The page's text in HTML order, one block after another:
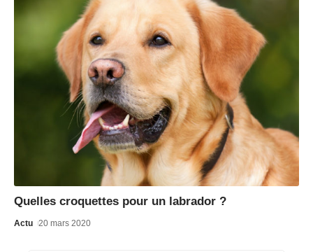
Quelles croquettes pour un labrador ?
Actu 20 mars 2020